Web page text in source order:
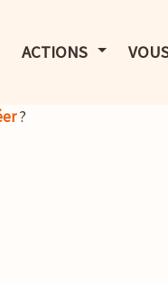
LE MENU
ACTIONS AFFICHER
?